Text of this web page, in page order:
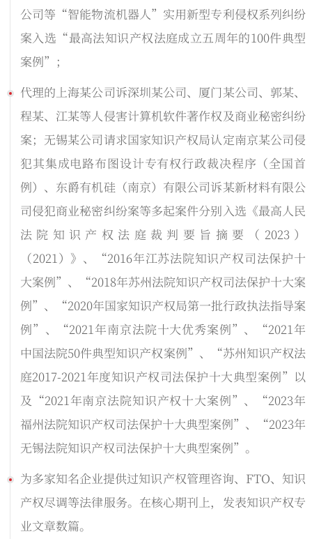
公司等“智能物流机器人”实用新型专利侵权系列纠纷
案入选“最高法知识产权法庭成立五周年的100件典型
案例”；
代理的上海某公司诉深圳某公司、厦门某公司、郭某、
程某、江某等人侵害计算机软件著作权及商业秘密纠纷
案；无锡某公司请求国家知识产权局认定南京某公司侵
犯其集成电路布图设计专有权行政裁决程序（全国首
例）、东爵有机硅（南京）有限公司诉某新材料有限公
司侵犯商业秘密纠纷案等多起案件分别入选《最高人民
法院知识产权法庭裁判要旨摘要（2023）
（2021）》、“2016年江苏法院知识产权司法保护十
大案例”、“2018年苏州法院知识产权司法保护十大案
例”、“2020年国家知识产权局第一批行政执法指导案
例”、“2021年南京法院十大优秀案例”、“2021年
中国法院50件典型知识产权案例”、“苏州知识产权法
庭2017-2021年度知识产权司法保护十大典型案例”以
及“2021年南京法院知识产权十大案例”、“2023年
福州法院知识产权司法保护十大典型案例”、“2023年
无锡法院知识产权司法保护十大典型案例”。
为多家知名企业提供过知识产权管理咨询、FTO、知识
产权尽调等法律服务。在核心期刊上，发表知识产权专
业文章数篇。